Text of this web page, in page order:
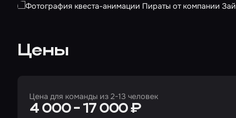
Цены
Цена для команды из 2-13 человек
4 000 - 17 000 ₽